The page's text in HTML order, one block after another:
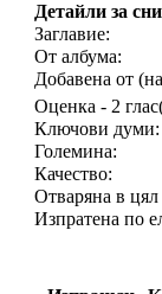
Детайли за
Заглавие:
От албума:
Добавена от
Оценка - 2
Ключови думи:
Големина:
Качество:
Отваряна в цял
Изпратена по